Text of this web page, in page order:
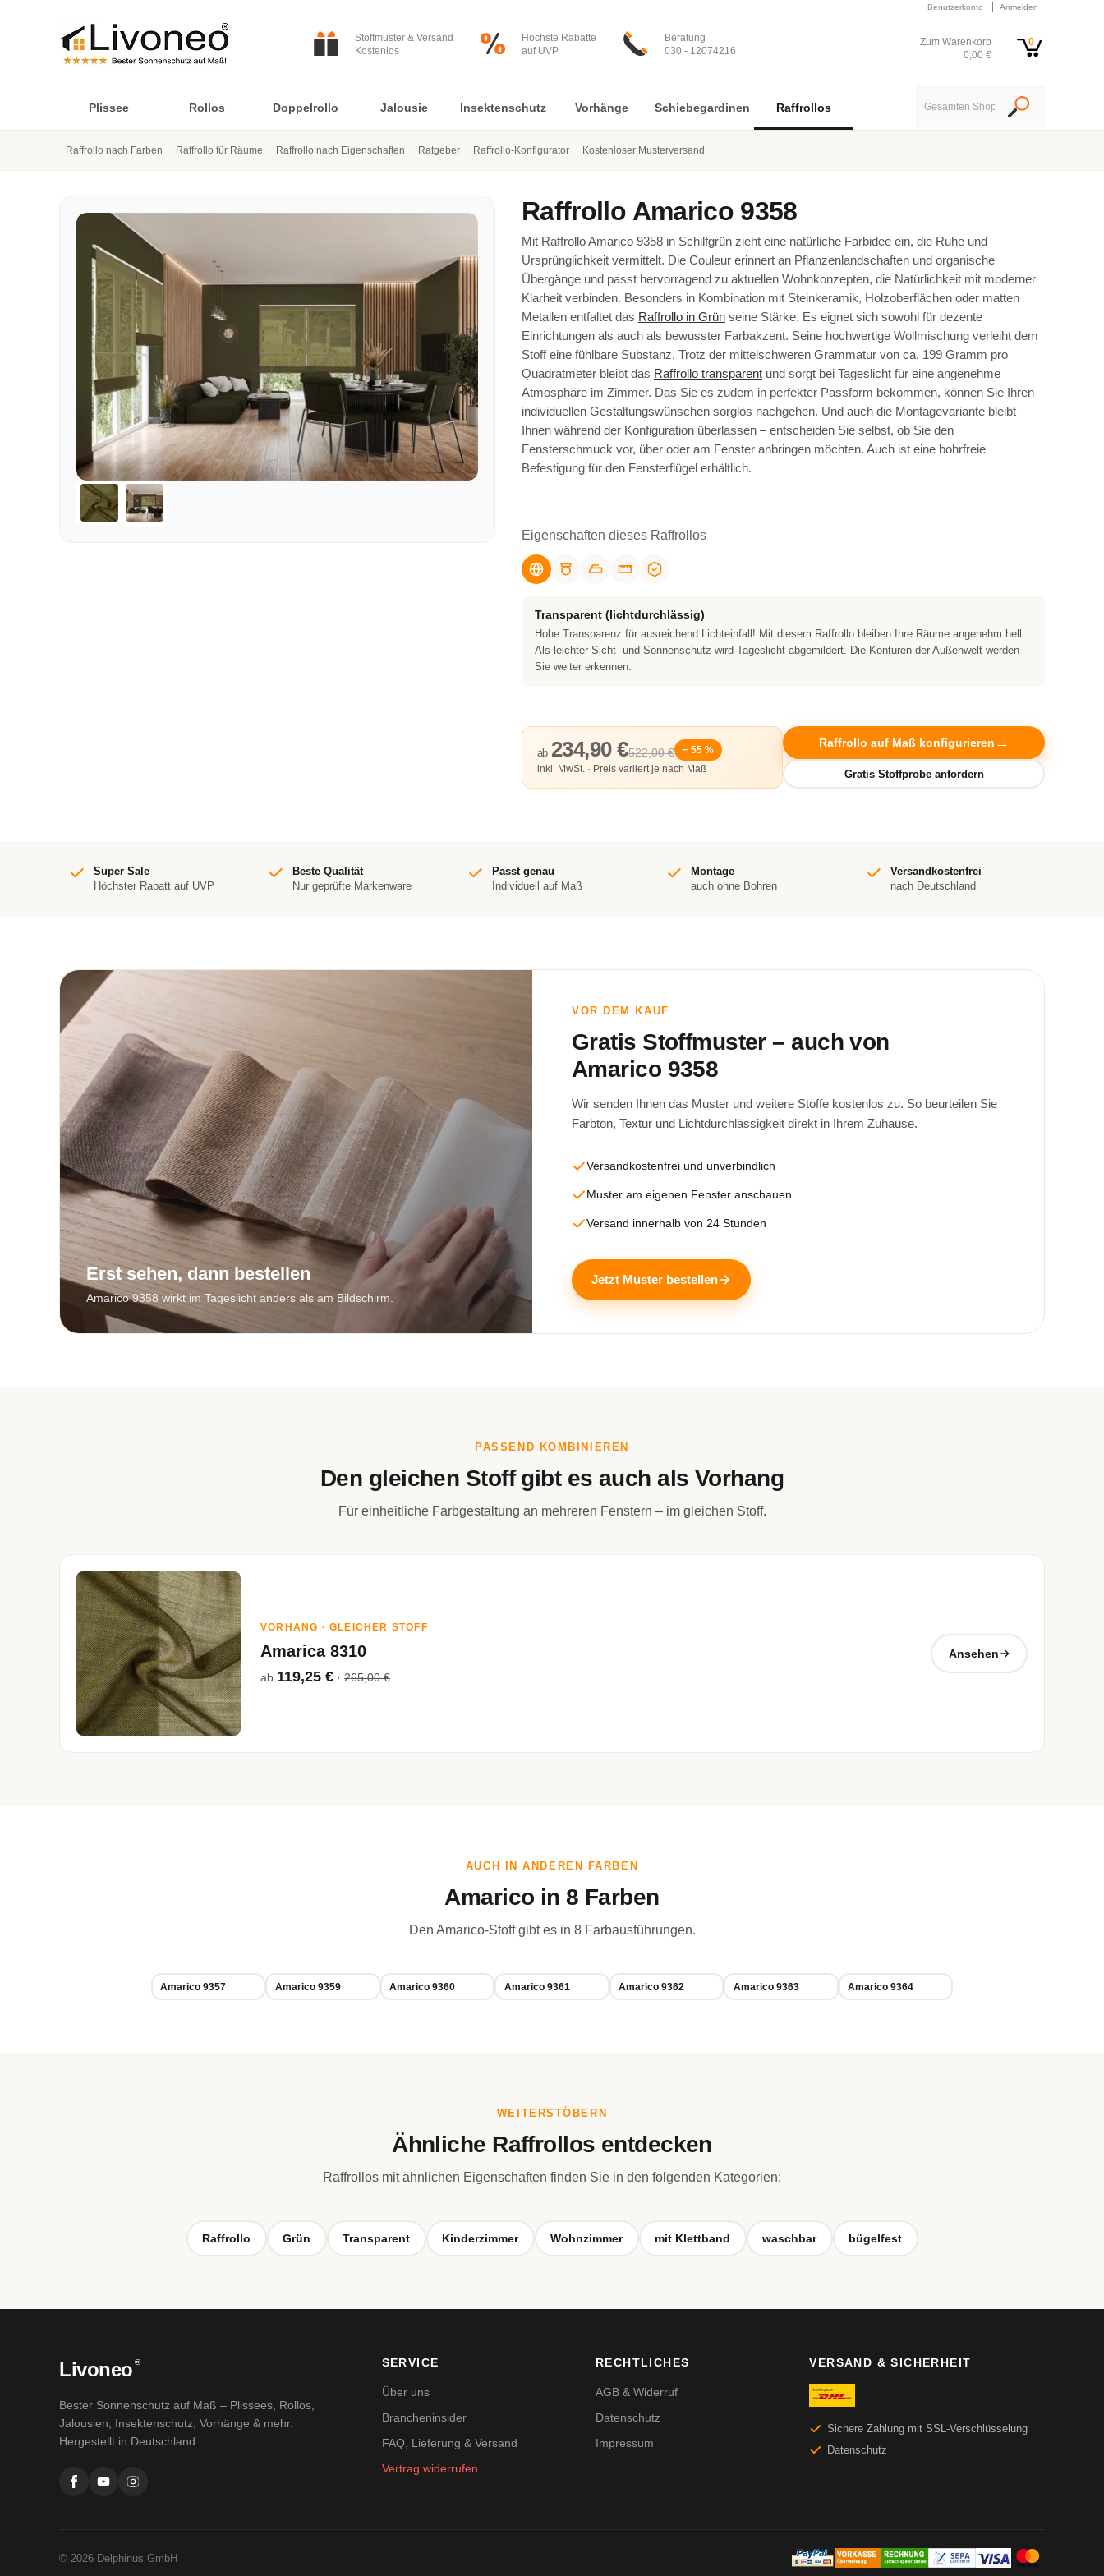
Benutzerkonto Anmelden
Stoffmuster & Versand
Kostenlos
Höchste Rabatte
auf UVP
Beratung
030 - 12074216
Zum Warenkorb
0,00 €
0
Plissee Rollos Doppelrollo Jalousie Insektenschutz Vorhänge Schiebegardinen Raffrollos
Raffrollo nach Farben Raffrollo für Räume Raffrollo nach Eigenschaften Ratgeber Raffrollo-Konfigurator Kostenloser Musterversand
Raffrollo Amarico 9358
Mit Raffrollo Amarico 9358 in Schilfgrün zieht eine natürliche Farbidee ein, die Ruhe und
Ursprünglichkeit vermittelt. Die Couleur erinnert an Pflanzenlandschaften und organische
Übergänge und passt hervorragend zu aktuellen Wohnkonzepten, die Natürlichkeit mit moderner
Klarheit verbinden. Besonders in Kombination mit Steinkeramik, Holzoberflächen oder matten
Metallen entfaltet das Raffrollo in Grünseine Stärke. Es eignet sich sowohl für dezente
Einrichtungen als auch als bewusster Farbakzent. Seine hochwertige Wollmischung verleiht dem
Stoff eine fühlbare Substanz. Trotz der mittelschweren Grammatur von ca. 199 Gramm pro
Quadratmeter bleibt das Raffrollo transparentund sorgt bei Tageslicht für eine angenehme
Atmosphäre im Zimmer. Das Sie es zudem in perfekter Passform bekommen, können Sie Ihren
individuellen Gestaltungswünschen sorglos nachgehen. Und auch die Montagevariante bleibt
Ihnen während der Konfiguration überlassen – entscheiden Sie selbst, ob Sie den
Fensterschmuck vor, über oder am Fenster anbringen möchten. Auch ist eine bohrfreie
Befestigung für den Fensterflügel erhältlich.
Eigenschaften dieses Raffrollos
Transparent (lichtdurchlässig)
Hohe Transparenz für ausreichend Lichteinfall! Mit diesem Raffrollo bleiben Ihre Räume angenehm hell.
Als leichter Sicht- und Sonnenschutz wird Tageslicht abgemildert. Die Konturen der Außenwelt werden
Sie weiter erkennen.
522,00 €
ab 234,90 €
− 55 %
inkl. MwSt. · Preis variiert je nach Maß
Raffrollo auf Maß konfigurieren
Super Sale
Höchster Rabatt auf UVP
Beste Qualität
Nur geprüfte Markenware
Passt genau
Individuell auf Maß
Montage
auch ohne Bohren
Versandkostenfrei
nach Deutschland
Erst sehen, dann bestellen
Amarico 9358 wirkt im Tageslicht anders als am Bildschirm.
VOR DEM KAUF
Gratis Stoffmuster – auch von
Amarico 9358
Wir senden Ihnen das Muster und weitere Stoffe kostenlos zu. So beurteilen Sie
Farbton, Textur und Lichtdurchlässigkeit direkt in Ihrem Zuhause.
Versandkostenfrei und unverbindlich
Muster am eigenen Fenster anschauen
Versand innerhalb von 24 Stunden
Jetzt Muster bestellen
PASSEND KOMBINIEREN
Den gleichen Stoff gibt es auch als Vorhang
Für einheitliche Farbgestaltung an mehreren Fenstern – im gleichen Stoff.
VORHANG · GLEICHER STOFF
Amarica 8310
ab 119,25 € · 265,00 €
Ansehen
AUCH IN ANDEREN FARBEN
Amarico in 8 Farben
Den Amarico-Stoff gibt es in 8 Farbausführungen.
Amarico 9357 Amarico 9359 Amarico 9360 Amarico 9361 Amarico 9362 Amarico 9363 Amarico 9364
WEITERSTÖBERN
Ähnliche Raffrollos entdecken
Raffrollos mit ähnlichen Eigenschaften finden Sie in den folgenden Kategorien:
Raffrollo Grün Transparent Kinderzimmer Wohnzimmer mit Klettband waschbar bügelfest
Livoneo ®
Bester Sonnenschutz auf Maß – Plissees, Rollos,
Jalousien, Insektenschutz, Vorhänge & mehr.
Hergestellt in Deutschland.
SERVICE
Über uns
Brancheninsider
FAQ, Lieferung & Versand
Vertrag widerrufen
RECHTLICHES
AGB & Widerruf
Datenschutz
Impressum
VERSAND & SICHERHEIT
Sichere Zahlung mit SSL-Verschlüsselung
Datenschutz
© 2026 Delphinus GmbH